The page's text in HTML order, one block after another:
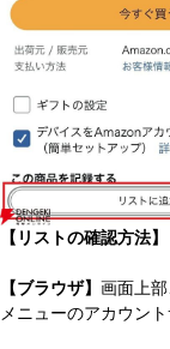
【リストの確認方法】
【ブラウザ】 画面上
メニューのアカウン